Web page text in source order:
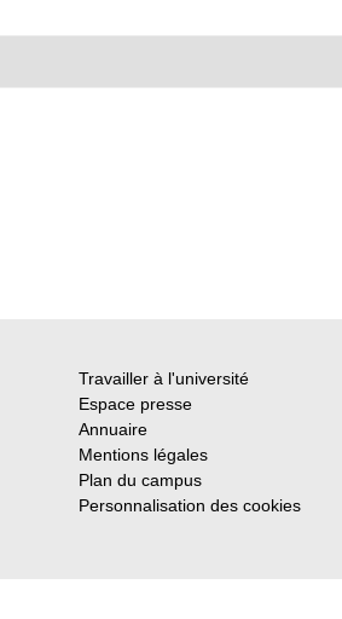
Travailler à l'université
Espace presse
Annuaire
Mentions légales
Plan du campus
Personnalisation des cookies